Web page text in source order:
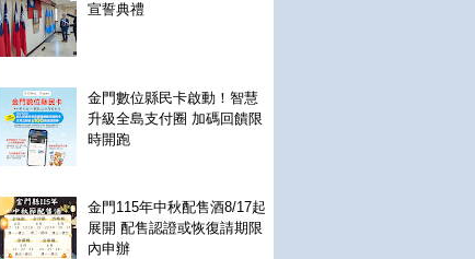
宣誓典禮
金門數位縣民卡啟動！智慧
升級全島支付圈 加碼回饋限
時開跑
金門115年中秋配售酒8/17起
展開 配售認證或恢復請期限
內申辦